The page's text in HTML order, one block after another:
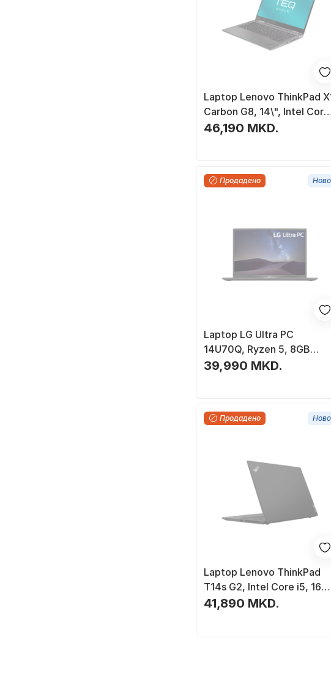
Laptop Lenovo ThinkPad
Carbon G8, 14\", Intel Core
i7, 16GB RAM, 512GB SSD,
46,190 MKD.
Продадено Ново
Laptop LG Ultra PC
14U70Q, Ryzen 5, 8GB
512GB SSD, 14", i zi
39,990 MKD.
Продадено Ново
Laptop Lenovo ThinkPad
T14s G2, Intel Core i5, 16GB
RAM, 256GB SSD, црн
41,890 MKD.